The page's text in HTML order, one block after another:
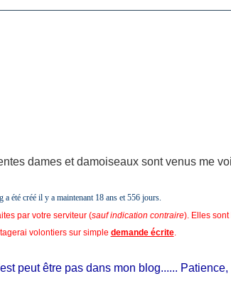
dames et damoiseaux sont venus me
a été créé il y a maintenant 18 ans et556 jours.
par votre serviteur (sauf indication contraire). Elles
volontiers sur simple demande écrite.
être pas dans mon blog...... Patience, il